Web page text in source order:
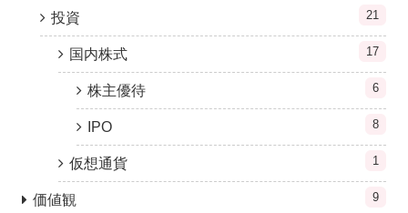
投資 21
国内株式 17
株主優待 6
IPO 8
仮想通貨 1
価値観 9